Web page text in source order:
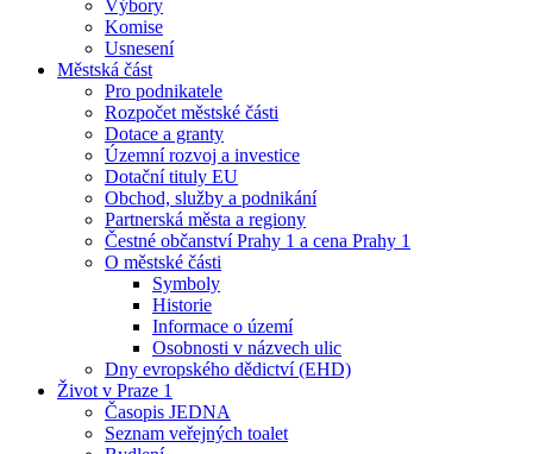
Výbory
Komise
Usnesení
Městská část
Pro podnikatele
Rozpočet městské části
Dotace a granty
Územní rozvoj a investice
Dotační tituly EU
Obchod, služby a podnikání
Partnerská města a regiony
Čestné občanství Prahy 1 a cena Prahy 1
O městské části
Symboly
Historie
Informace o území
Osobnosti v názvech ulic
Dny evropského dědictví (EHD)
Život v Praze 1
Časopis JEDNA
Seznam veřejných toalet